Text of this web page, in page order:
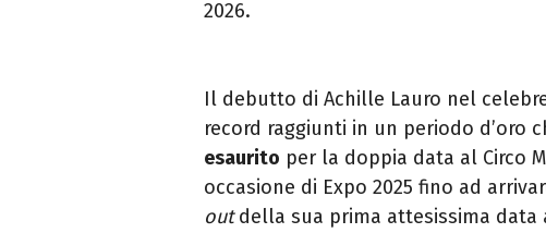
2026.
Il debutto di Achille Lauro nel
record raggiunti in un periodo d’oro
esaurito per la doppia data al Circo
occasione di Expo 2025 fino ad
outdella sua prima attesissima data